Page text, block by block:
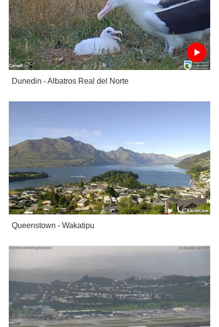
Dunedin - Albatros Real del Norte
Queenstown - Wakatipu